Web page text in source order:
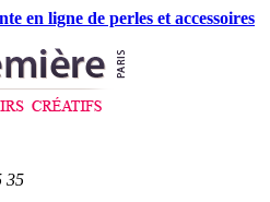
en ligne de perles et accessoires
35